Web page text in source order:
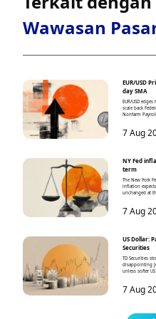
Wawasan
EUR/USD
day SMA
EUR/USD
scale back
Nonfarm
7 Aug
NY Fed
term
The New York
inflation
unchanged at
7 Aug
US Dollar:
Securities
TD Securities
disappointing
unless softer
7 Aug